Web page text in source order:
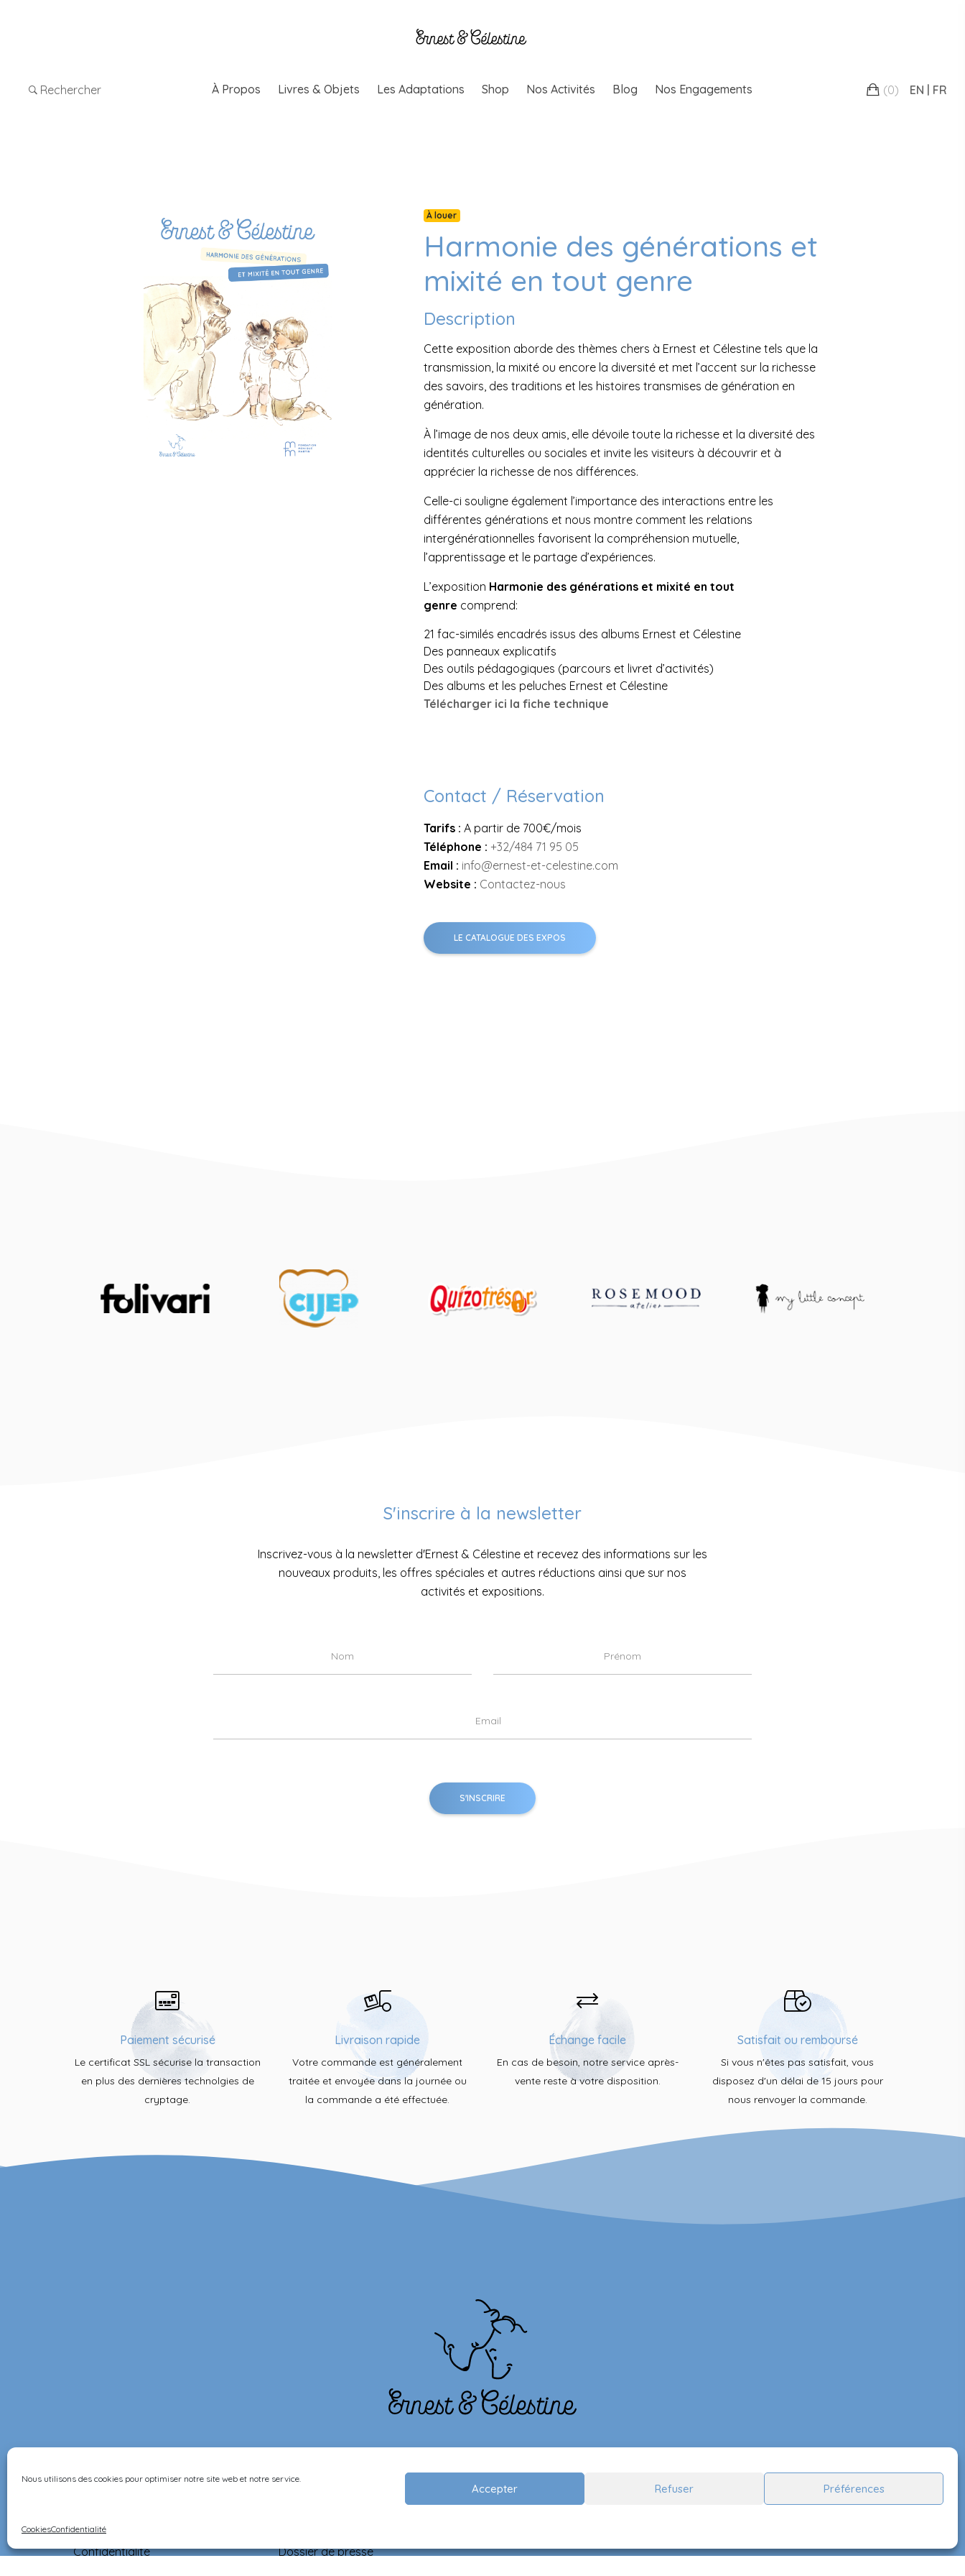
Nous utilisons des cookies pour optimiser notre site web et notre service.
Accepter Refuser Préférences
CookiesConfidentialité
Rechercher À Propos Livres & Objets Les Adaptations Shop Nos Activités Blog Nos Engagements (0) EN FR
À louer
Harmonie des générations et
mixité en tout genre
Description
Cette exposition aborde des thèmes chers à Ernest et Célestine tels que la
transmission, la mixité ou encore la diversité et met l’accent sur la richesse
des savoirs, des traditions et les histoires transmises de génération en
génération.
À l’image de nos deux amis, elle dévoile toute la richesse et la diversité des
identités culturelles ou sociales et invite les visiteurs à découvrir et à
apprécier la richesse de nos différences.
Celle-ci souligne également l’importance des interactions entre les
différentes générations et nous montre comment les relations
intergénérationnelles favorisent la compréhension mutuelle,
l’apprentissage et le partage d’expériences.
L’exposition Harmonie des générations et mixité en tout
genre comprend:
21 fac-similés encadrés issus des albums Ernest et Célestine
Des panneaux explicatifs
Des outils pédagogiques (parcours et livret d’activités)
Des albums et les peluches Ernest et Célestine
Télécharger ici la fiche technique
Contact / Réservation
Tarifs : A partir de 700€/mois
Téléphone : +32/484 71 95 05
Email : info@ernest-et-celestine.com
Website : Contactez-nous
LE CATALOGUE DES EXPOS
S'inscrire à la newsletter
Inscrivez-vous à la newsletter d'Ernest & Célestine et recevez des informations sur les
nouveaux produits, les offres spéciales et autres réductions ainsi que sur nos
activités et expositions.
Paiement sécurisé
Le certificat SSL sécurise la transaction
en plus des dernières technolgies de
cryptage.
Livraison rapide
Votre commande est généralement
traitée et envoyée dans la journée ou
la commande a été effectuée.
Échange facile
En cas de besoin, notre service après-
vente reste à votre disposition.
Satisfait ou remboursé
Si vous n'êtes pas satisfait, vous
disposez d'un délai de 15 jours pour
nous renvoyer la commande.
CGV
Confidentialité
Dossier de presse
Moyens de paiement Suivez-nous